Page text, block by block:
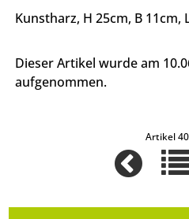
Kunstharz, H 25cm, B 11cm,
Dieser Artikel wurde am
aufgenommen.
Artikel